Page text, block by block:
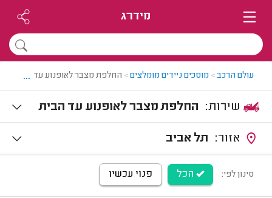
מידרג
עולם הרכב> מוסכים ניידים מומלצים> החלפת מצבר לאופנוע עד הבית
...
החלפת מצבר לאופנוע עד הבית
תל אביב
סינון לפי: הכל פנוי עכשיו